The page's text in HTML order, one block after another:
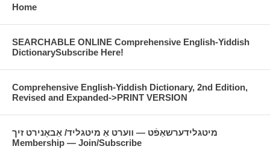
Home
SEARCHABLE ONLINE Comprehensive English-Yiddish
DictionarySubscribe Here!
Comprehensive English-Yiddish Dictionary, 2nd Edition,
Revised and Expanded->PRINT VERSION
מיטגלידערשאַפֿט — װערט אַ מיטגליד/ אַבאָנירט זיך
Membership — Join/Subscribe